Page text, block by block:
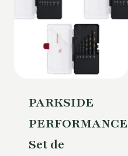
PARKSIDE
PERFORMANCE®
Set de